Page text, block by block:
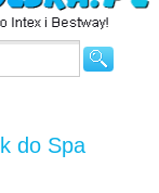
do Spa